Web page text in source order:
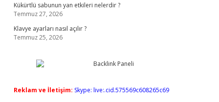
Kükürtlü sabunun yan etkileri nelerdir ?
Temmuz 27, 2026
Klavye ayarları nasıl açılır ?
Temmuz 25, 2026
Reklam ve İletişim: Skype: live:.cid.575569c608265c69